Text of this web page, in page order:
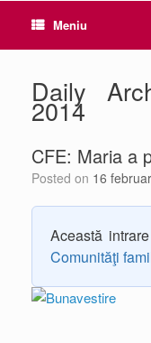
Meniu
Daily
2014
CFE: Maria a
Posted on 16
Această
Comunităţi